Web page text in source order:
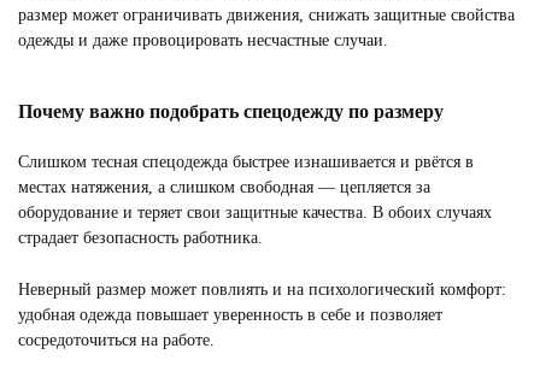
размер может ограничивать движения, снижать защитные свойства
одежды и даже провоцировать несчастные случаи.
Почему важно подобрать спецодежду по размеру
Слишком тесная спецодежда быстрее изнашивается и рвётся в
местах натяжения, а слишком свободная — цепляется за
оборудование и теряет свои защитные качества. В обоих случаях
страдает безопасность работника.
Неверный размер может повлиять и на психологический комфорт:
удобная одежда повышает уверенность в себе и позволяет
сосредоточиться на работе.